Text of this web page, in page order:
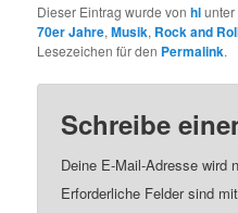
Dieser Eintrag wurde vonhlunter
70er Jahre,Musik, Rock and
Lesezeichen für den Permalink.
Schreibe
Deine E-Mail-Adresse wird
Erforderliche Felder sind